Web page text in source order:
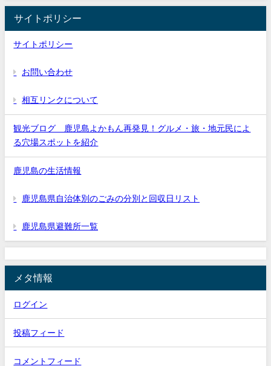
サイトポリシー
サイトポリシー
お問い合わせ
相互リンクについて
観光ブログ 鹿児島よかもん再発見！グルメ・旅・地元民によ
る穴場スポットを紹介
鹿児島の生活情報
鹿児島県自治体別のごみの分別と回収日リスト
鹿児島県避難所一覧
メタ情報
ログイン
投稿フィード
コメントフィード